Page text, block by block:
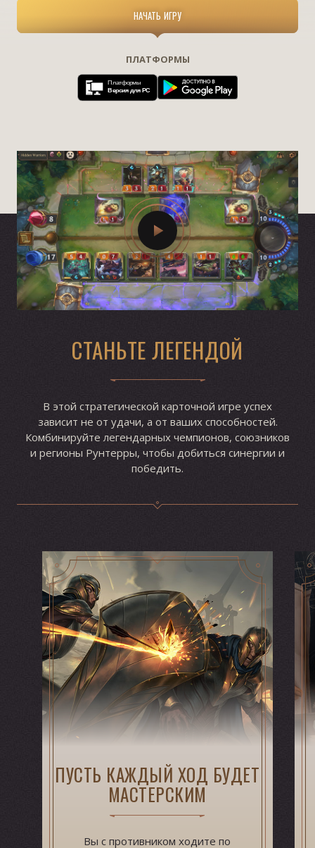
НАЧАТЬ ИГРУ
ПЛАТФОРМЫ
СТАНЬТЕ ЛЕГЕНДОЙ
В этой стратегической карточной игре успех
зависит не от удачи, а от ваших способностей.
Комбинируйте легендарных чемпионов, союзников
и регионы Рунтерры, чтобы добиться синергии и
победить.
ПУСТЬ КАЖДЫЙ ХОД БУДЕТ
МАСТЕРСКИМ
Вы с противником ходите по